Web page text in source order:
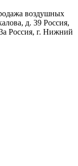
воздушных
д. 39 Россия,
Россия, г. Нижний